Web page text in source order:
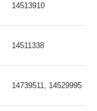
14513910
14511338
14739511, 14529995